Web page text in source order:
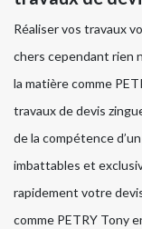
Réaliser vos travaux
chers cependant rien
la matière comme
travaux de devis
de la compétence
imbattables et
rapidement votre
comme PETRY Tony